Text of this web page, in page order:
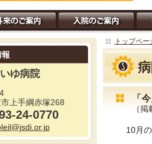
ゆ病院
上手綱赤塚268
24-0770
トップペー
「
（
10月